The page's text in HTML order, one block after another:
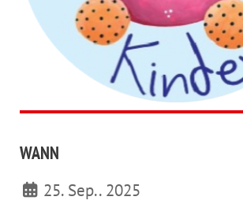
WANN
25. Sep.. 2025